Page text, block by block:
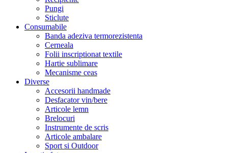
Pungi
Sticlute
Consumabile
Banda adeziva termorezistenta
Cerneala
Folii inscriptionat textile
Hartie sublimare
Mecanisme ceas
Diverse
Accesorii handmade
Desfacator vin/bere
Articole lemn
Brelocuri
Instrumente de scris
Articole ambalare
Sport si Outdoor